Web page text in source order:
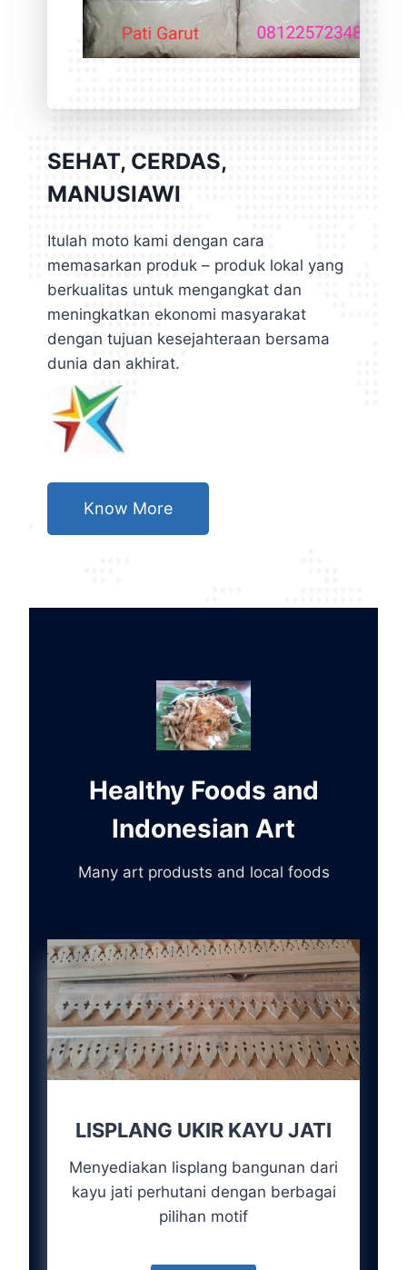
SEHAT, CERDAS,
MANUSIAWI
Itulah moto kami dengan cara
memasarkan produk – produk lokal yang
berkualitas untuk mengangkat dan
meningkatkan ekonomi masyarakat
dengan tujuan kesejahteraan bersama
dunia dan akhirat.
Know More
Healthy Foods and
Indonesian Art
Many art produsts and local foods
LISPLANG UKIR KAYU JATI
Menyediakan lisplang bangunan dari
kayu jati perhutani dengan berbagai
pilihan motif